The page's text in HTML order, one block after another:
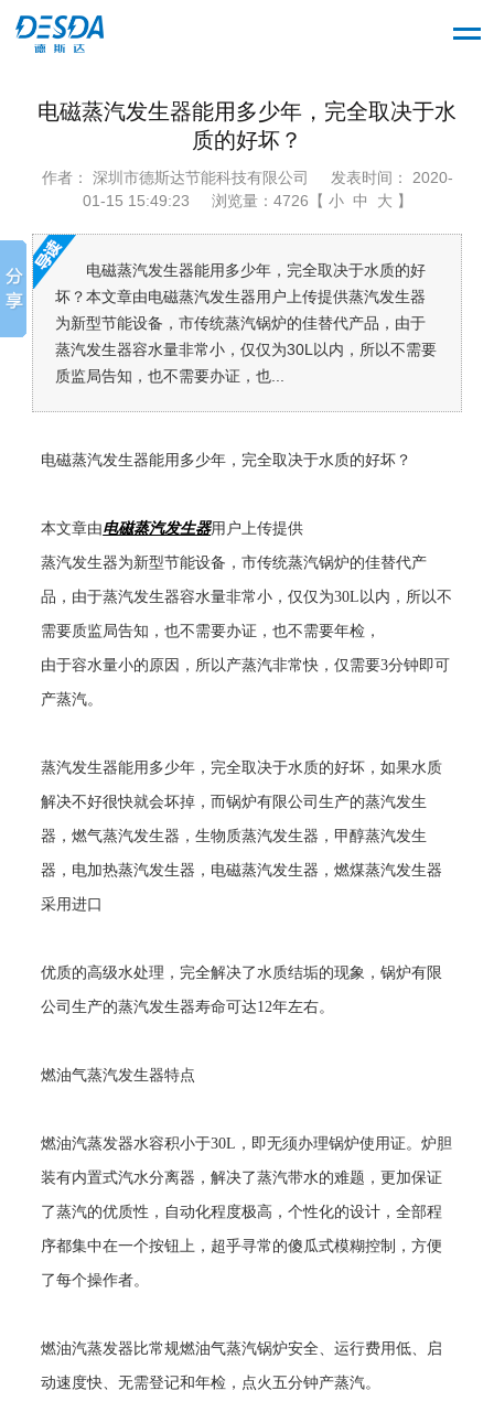
电磁蒸汽发生器能用多少年，完全取决于水
质的好坏？
作者： 深圳市德斯达节能科技有限公司
发表时间： 2020-
01-15 15:49:23
浏览量：4726【 小 中 大 】
电磁蒸汽发生器能用多少年，完全取决于水质的好
坏？本文章由电磁蒸汽发生器用户上传提供蒸汽发生器
为新型节能设备，市传统蒸汽锅炉的佳替代产品，由于
蒸汽发生器容水量非常小，仅仅为30L以内，所以不需要
质监局告知，也不需要办证，也...
电磁蒸汽发生器能用多少年，完全取决于水质的好坏？
本文章由电磁蒸汽发生器用户上传提供
蒸汽发生器为新型节能设备，市传统蒸汽锅炉的佳替代产
品，由于蒸汽发生器容水量非常小，仅仅为30L 以内，所以不
需要质监局告知，也不需要办证，也不需要年检，
由于容水量小的原因，所以产蒸汽非常快，仅需要3分钟即可
产蒸汽。
蒸汽发生器能用多少年，完全取决于水质的好坏，如果水质
解决不好很快就会坏掉，而锅炉有限公司生产的蒸汽发生
器，燃气蒸汽发生器，生物质蒸汽发生器，甲醇蒸汽发生
器，电加热蒸汽发生器，电磁蒸汽发生器，燃煤蒸汽发生器
采用进口
优质的高级水处理，完全解决了水质结垢的现象，锅炉有限
公司生产的蒸汽发生器寿命可达12年左右。
燃油气蒸汽发生器特点
燃油汽蒸发器水容积小于30L ，即无须办理锅炉使用证。炉胆
装有内置式汽水分离器，解决了蒸汽带水的难题，更加保证
了蒸汽的优质性，自动化程度极高，个性化的设计，全部程
序都集中在一个按钮上，超乎寻常的傻瓜式模糊控制，方便
了每个操作者。
燃油汽蒸发器比常规燃油气蒸汽锅炉安全、运行费用低、启
动速度快、无需登记和年检，点火五分钟产蒸汽。